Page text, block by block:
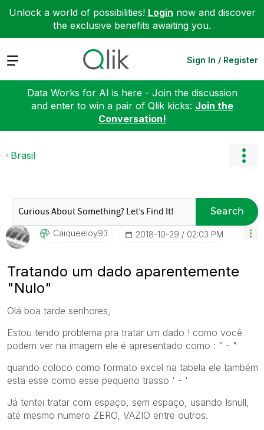
Unlock a world of possibilities! Login now and discover
the exclusive benefits awaiting you.
Expand Sign In / Register
Data Works for AI is here - Join the discussion
and enter to win a pair of Qlik kicks: Join the
Conversation!
Brasil
Search
Caiqueeloy93 ‎2018-10-29 02:03 PM
Tratando um dado aparentemente
"Nulo"
Olá boa tarde senhores,
Estou tendo problema pra tratar um dado ! como você
podem ver na imagem ele é apresentado como : " - "
quando coloco como formato excel na tabela ele também
esta esse como esse pequeno trasso ' - '
Já tentei tratar com espaço, sem espaço, usando Isnull,
até mesmo numero ZERO, VAZIO entre outros.